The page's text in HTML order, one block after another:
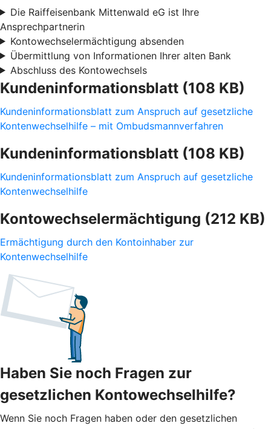
Die Raiffeisenbank Mittenwald eG ist Ihre
Ansprechpartnerin
Kontowechselermächtigung absenden
Übermittlung von Informationen Ihrer alten Bank
Abschluss des Kontowechsels
Kundeninformationsblatt (108 KB)
Kundeninformationsblatt zum Anspruch auf gesetzliche
Kontenwechselhilfe – mit Ombudsmannverfahren
Kundeninformationsblatt (108 KB)
Kundeninformationsblatt zum Anspruch auf gesetzliche
Kontenwechselhilfe
Kontowechselermächtigung (212 KB)
Ermächtigung durch den Kontoinhaber zur
Kontenwechselhilfe
Haben Sie noch Fragen zur
gesetzlichen Kontowechselhilfe?
Wenn Sie noch Fragen haben oder den gesetzlichen